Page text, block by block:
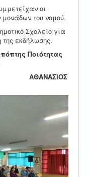
οι
του νομού.
Σχολείο για
εκδήλωσης.
Ποιότητας